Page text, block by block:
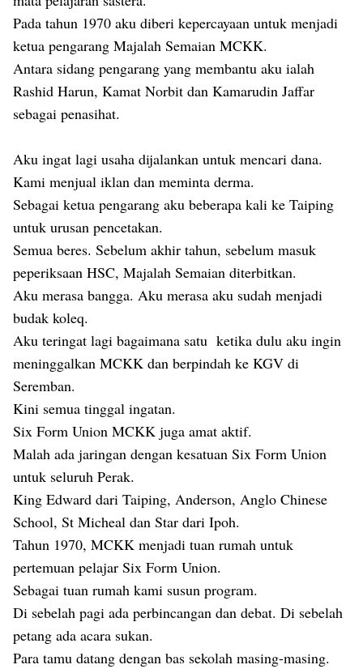
Pada tahun 1970 aku diberi kepercayaan untuk menjadi
ketua pengarang Majalah Semaian MCKK.
Antara sidang pengarang yang membantu aku ialah
Rashid Harun, Kamat Norbit dan Kamarudin Jaffar
sebagai penasihat.
Aku ingat lagi usaha dijalankan untuk mencari dana.
Kami menjual iklan dan meminta derma.
Sebagai ketua pengarang aku beberapa kali ke Taiping
untuk urusan pencetakan.
Semua beres. Sebelum akhir tahun, sebelum masuk
peperiksaan HSC, Majalah Semaian diterbitkan.
Aku merasa bangga. Aku merasa aku sudah menjadi
budak koleq.
Aku teringat lagi bagaimana satu ketika dulu aku ingin
meninggalkan MCKK dan berpindah ke KGV di
Seremban.
Kini semua tinggal ingatan.
Six Form Union MCKK juga amat aktif.
Malah ada jaringan dengan kesatuan Six Form Union
untuk seluruh Perak.
King Edward dari Taiping, Anderson, Anglo Chinese
School, St Micheal dan Star dari Ipoh.
Tahun 1970, MCKK menjadi tuan rumah untuk
pertemuan pelajar Six Form Union.
Sebagai tuan rumah kami susun program.
Di sebelah pagi ada perbincangan dan debat. Di sebelah
petang ada acara sukan.
Para tamu datang dengan bas sekolah masing-masing.